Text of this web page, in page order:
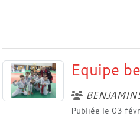
Equipe
Publiée le 03